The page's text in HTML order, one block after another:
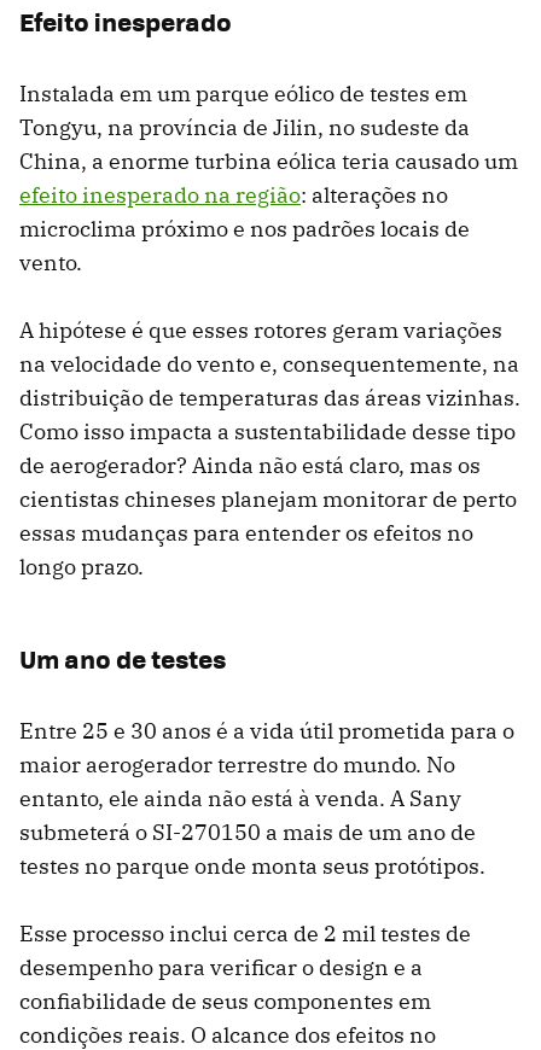
Efeito inesperado
Instalada em um parque eólico de testes em
Tongyu, na província de Jilin, no sudeste da
China, a enorme turbina eólica teria causado um
efeito inesperado na região: alterações no
microclima próximo e nos padrões locais de
vento.
A hipótese é que esses rotores geram variações
na velocidade do vento e, consequentemente, na
distribuição de temperaturas das áreas vizinhas.
Como isso impacta a sustentabilidade desse tipo
de aerogerador? Ainda não está claro, mas os
cientistas chineses planejam monitorar de perto
essas mudanças para entender os efeitos no
longo prazo.
Um ano de testes
Entre 25 e 30 anos é a vida útil prometida para o
maior aerogerador terrestre do mundo. No
entanto, ele ainda não está à venda. A Sany
submeterá o SI-270150 a mais de um ano de
testes no parque onde monta seus protótipos.
Esse processo inclui cerca de 2 mil testes de
desempenho para verificar o design e a
confiabilidade de seus componentes em
condições reais. O alcance dos efeitos no